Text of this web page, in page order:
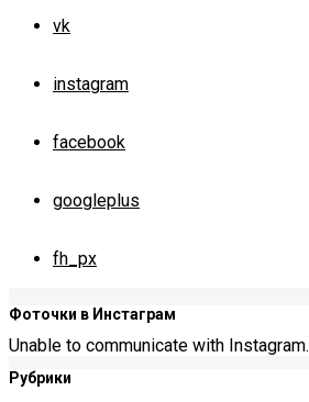
vk
instagram
facebook
googleplus
fh_px
Фоточки в Инстаграм
Unable to communicate with Instagram.
Рубрики